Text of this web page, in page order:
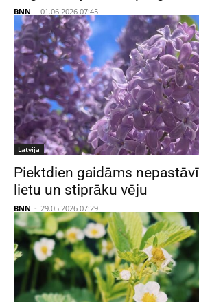
BNN - 01.06.2026 07:45
Latvija
Piektdien gaidāms
lietu un stiprāku vēju
BNN - 29.05.2026 07:29